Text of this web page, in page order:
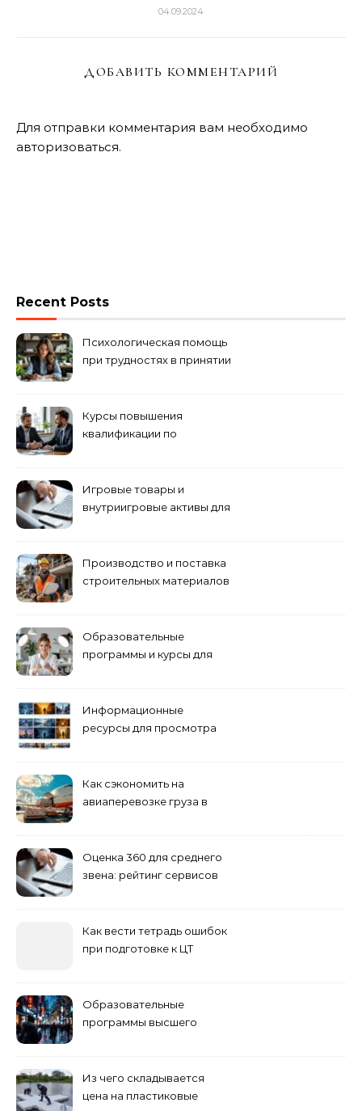
04.09.2024
ДОБАВИТЬ КОММЕНТАРИЙ
Для отправки комментария вам необходимо
авторизоваться.
Recent Posts
Психологическая помощь
при трудностях в принятии
Курсы повышения
квалификации по
Игровые товары и
внутриигровые активы для
приобретения
Производство и поставка
строительных материалов
Образовательные
программы и курсы для
Информационные
ресурсы для просмотра
Как сэкономить на
авиаперевозке груза в
Оценка 360 для среднего
звена: рейтинг сервисов
Как вести тетрадь ошибок
при подготовке к ЦТ
Образовательные
программы высшего
Из чего складывается
цена на пластиковые